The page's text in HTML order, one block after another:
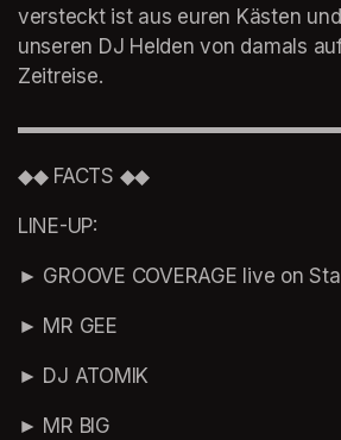
versteckt ist aus euren Kästen
unseren DJ Helden von damals
Zeitreise.
◆◆ FACTS ◆◆
LINE-UP:
► GROOVE COVERAGE live on
► MR GEE
► DJ ATOMIK
► MR BIG